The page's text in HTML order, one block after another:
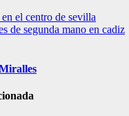
el centro de sevilla
de segunda mano en cadiz